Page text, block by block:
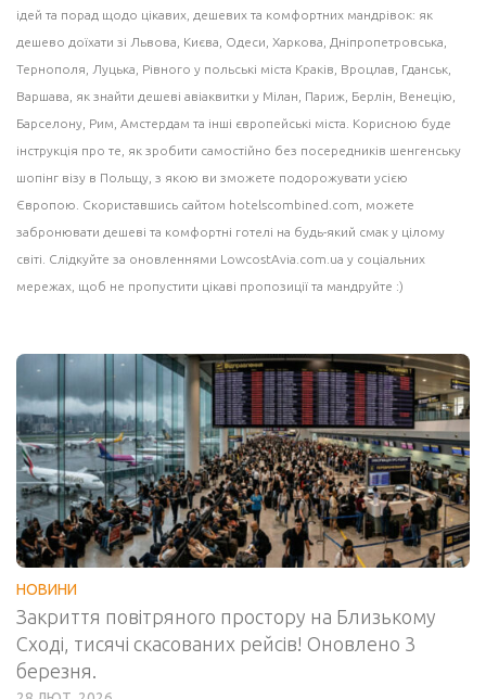
ідей та порад щодо цікавих, дешевих та комфортних мандрівок: як
дешево доїхати зі Львова, Києва, Одеси, Харкова, Дніпропетровська,
Тернополя, Луцька, Рівного у польські міста Краків , Вроцлав, Гданськ
Варшава , як знайти дешеві авіаквитки у Мілан , Париж, Берлін, Венецію,
Барселону , Рим, Амстердам та інші європейські міста. Корисною буде
інструкція про те, як зробити самостійно без посередників шенгенську
шопінг візу в Польщу, з якою ви зможете подорожувати усією
Європою. Скориставшись сайтом hotelscombined.com , можете
забронювати дешеві та комфортні готелі на будь-який смак у цілому
світі. Слідкуйте за оновленнями LowcostAvia.com.ua у соціальних
мережах, щоб не пропустити цікаві пропозиції та мандруйте :)
НОВИНИ
Закриття повітряного простору на Близькому
Сході, тисячі скасованих рейсів! Оновлено 3
березня.